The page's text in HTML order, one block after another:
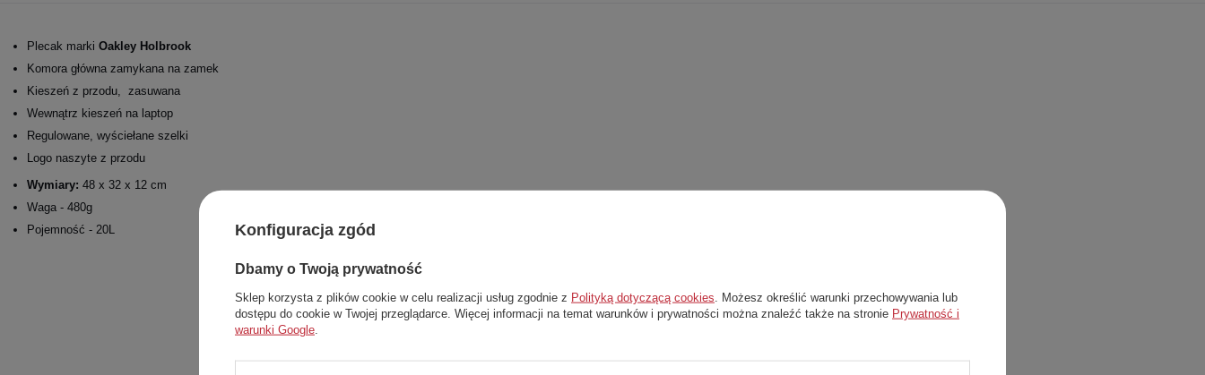
Plecak marki Oakley Holbrook
Komora główna zamykana na zamek
Kieszeń z przodu, zasuwana
Wewnątrz kieszeń na laptop
Regulowane, wyściełane szelki
Logo naszyte z przodu
Wymiary: 48 x 32 x 12 cm
Waga - 480g
Pojemność - 20L
Konfiguracja zgód
Dbamy o Twoją prywatność
Sklep korzysta z plików cookie w celu realizacji usług zgodnie z Polityką dotyczącą cookies . Możesz określić warunki przechowywania lub
dostępu do cookie w Twojej przeglądarce. Więcej informacji na temat warunków i prywatności można znaleźć także na stronie Prywatność i
warunki Google